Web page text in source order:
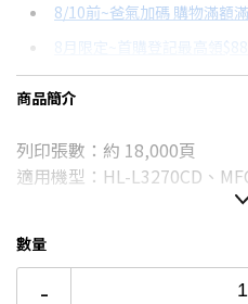
分期數
6期 0利率
6期
每期金
8/10前~爸氣加碼 購物滿額
8月限定~首購登記最高領
台灣大哥大Open Possible
更多信用卡分期0利率滿額享
商品簡介
列印張數：約 18,000頁
適用機型：HL-L3270CD、
數量
-